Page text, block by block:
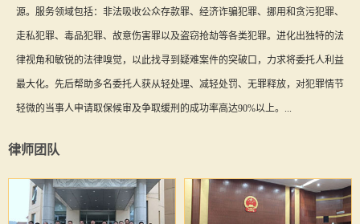
源。服务领域包括：非法吸收公众存款罪、经济诈骗犯罪、挪用和贪污犯罪、
走私犯罪、毒品犯罪、故意伤害罪以及盗窃抢劫等各类犯罪。进化出独特的法
律视角和敏锐的法律嗅觉，以此找寻到疑难案件的突破口，力求将委托人利益
最大化。先后帮助多名委托人获从轻处理、减轻处罚、无罪释放，对犯罪情节
轻微的当事人申请取保候审及争取缓刑的成功率高达90%以上。...
律师团队